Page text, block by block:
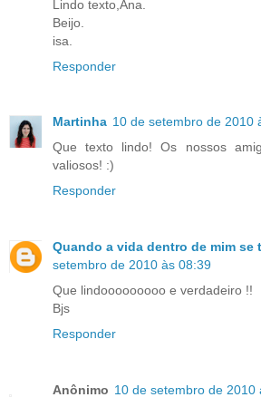
Lindo texto,Ana.
Beijo.
isa.
Responder
Martinha 10 de setembro de 2010
Que texto lindo! Os nossos
valiosos! :)
Responder
Quando a vida dentro de mim se
setembro de 2010 às 08:39
Que lindooooooooo e verdadeiro !!
Bjs
Responder
Anônimo 10 de setembro de 2010